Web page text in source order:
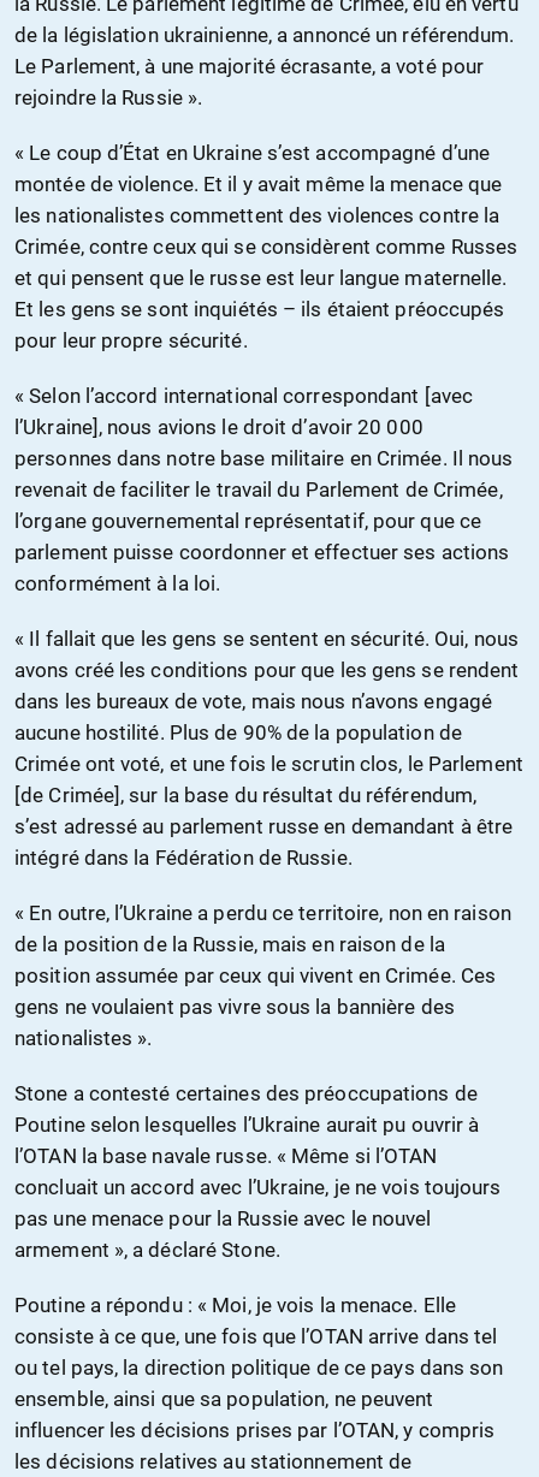
de la législation ukrainienne, a annoncé un référendum.
Le Parlement, à une majorité écrasante, a voté pour
rejoindre la Russie ».
« Le coup d’État en Ukraine s’est accompagné d’une
montée de violence. Et il y avait même la menace que
les nationalistes commettent des violences contre la
Crimée, contre ceux qui se considèrent comme Russes
et qui pensent que le russe est leur langue maternelle.
Et les gens se sont inquiétés – ils étaient préoccupés
pour leur propre sécurité.
« Selon l’accord international correspondant [avec
l’Ukraine], nous avions le droit d’avoir 20 000
personnes dans notre base militaire en Crimée. Il nous
revenait de faciliter le travail du Parlement de Crimée,
l’organe gouvernemental représentatif, pour que ce
parlement puisse coordonner et effectuer ses actions
conformément à la loi.
« Il fallait que les gens se sentent en sécurité. Oui, nous
avons créé les conditions pour que les gens se rendent
dans les bureaux de vote, mais nous n’avons engagé
aucune hostilité. Plus de 90% de la population de
Crimée ont voté, et une fois le scrutin clos, le Parlement
[de Crimée], sur la base du résultat du référendum,
s’est adressé au parlement russe en demandant à être
intégré dans la Fédération de Russie.
« En outre, l’Ukraine a perdu ce territoire, non en raison
de la position de la Russie, mais en raison de la
position assumée par ceux qui vivent en Crimée. Ces
gens ne voulaient pas vivre sous la bannière des
nationalistes ».
Stone a contesté certaines des préoccupations de
Poutine selon lesquelles l’Ukraine aurait pu ouvrir à
l’OTAN la base navale russe. « Même si l’OTAN
concluait un accord avec l’Ukraine, je ne vois toujours
pas une menace pour la Russie avec le nouvel
armement », a déclaré Stone.
Poutine a répondu : « Moi, je vois la menace. Elle
consiste à ce que, une fois que l’OTAN arrive dans tel
ou tel pays, la direction politique de ce pays dans son
ensemble, ainsi que sa population, ne peuvent
influencer les décisions prises par l’OTAN, y compris
les décisions relatives au stationnement de